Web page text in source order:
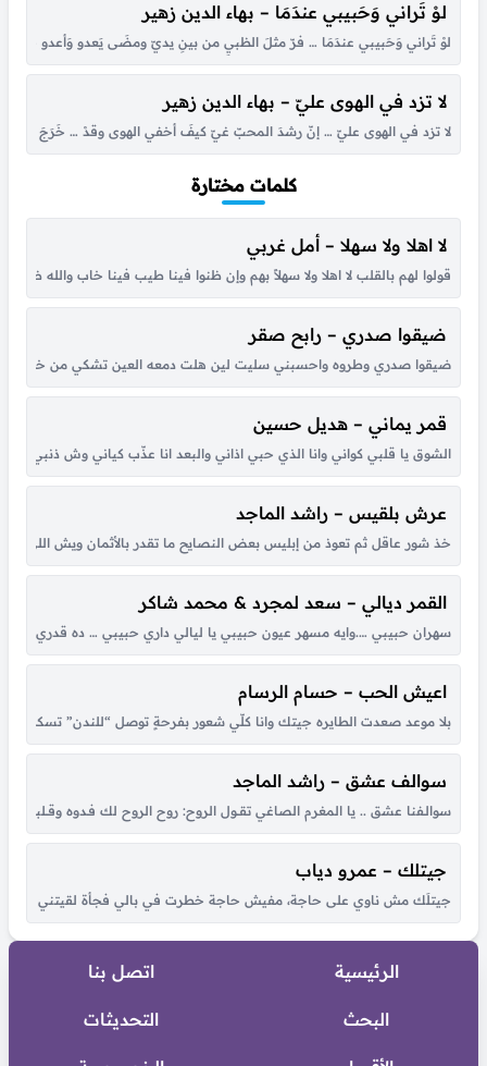
لوْ تَراني وَحَبيبي عندَمَا – بهاء الدين زهير
لوْ تَراني وَحَبيبي عندَمَا … فرّ مثلَ الظبيِ من بينِ يديّ ومضَى يَعدو وَأعدو
لا تزد في الهوى عليّ – بهاء الدين زهير
لا تزد في الهوى عليّ … إنّ رشدَ المحبّ غيّ كيفَ أخفي الهوى وقدْ … خَرَجَ
كلمات مختارة
لا اهلا ولا سهلا – أمل غربي
قولوا لهم بالقلب لا اهلا ولا سهلاً بهم وإن ظنوا فينا طيب فينا خاب
ضيقوا صدري – رابح صقر
ضيقوا صدري وطروه واحسبني سليت لين هلت دمعه العين تشكي من خطاه لي
قمر يماني – هديل حسين
الشوق يا قلبي كواني وانا الذي حبي اذاني والبعد انا عذّب كياني وش ذنبي انا
عرش بلقيس – راشد الماجد
خذ شور عاقل ثم تعوذ من إبليس بعض النصايح ما تقدر بالأثمان ويش اللي
القمر ديالي – سعد لمجرد & محمد شاكر
سهران حبيبي ….وايه مسهر عيون حبيبي يا ليالي داري حبيبي … ده قدري وده
اعيش الحب – حسام الرسام
بلا موعد صعدت الطايره جيتك وانا كلّي شعور بفرحةٍ توصل “للندن”
سوالف عشق – راشد الماجد
سوالـفنا عشق .. يا المغرم الصاغي تقــول الروح: روح الروح لك فـدوه وقــلبي لـو
جيتلك – عمرو دياب
جيتلَك مش ناوي على حاجة، مفيش حاجة خطرت في بالي فجأة لقيتني قدام
الرئيسية اتصل بنا
البحث التحديثات